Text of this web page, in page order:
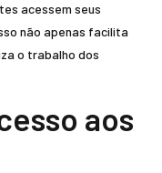
acessem seus
não apenas facilita
o trabalho dos
aos